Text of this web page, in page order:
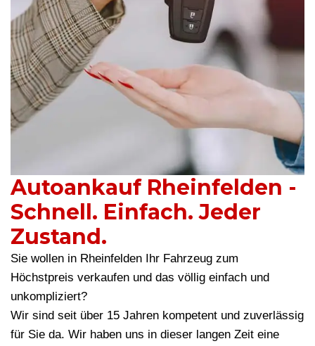
Autoankauf Rheinfelden -
Schnell. Einfach. Jeder
Zustand.
Sie wollen in Rheinfelden Ihr Fahrzeug zum
Höchstpreis verkaufen und das völlig einfach und
unkompliziert?
Wir sind seit über 15 Jahren kompetent und zuverlässig
für Sie da. Wir haben uns in dieser langen Zeit eine